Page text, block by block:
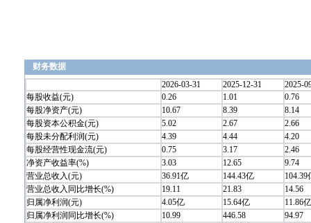
财务数据
2026-03-31
2025-12-31
2025-
每股收益(元)
0.26 1.01
0.76
每股净资产(元)
10.67 8.39
8.14
每股资本公积金(元)
5.02 2.67
2.66
每股未分配利润(元)
4.39 4.44
4.20
每股经营性现金流(元)
0.75 3.17
2.46
净资产收益率(%)
3.03 12.65
9.74
营业总收入(元)
36.91亿 144.43亿
104.39
营业总收入同比增长(%)
19.11 21.83
14.56
归属净利润(元)
4.05亿 15.64亿
11.86亿
归属净利润同比增长(%)
10.99 446.58
94.97